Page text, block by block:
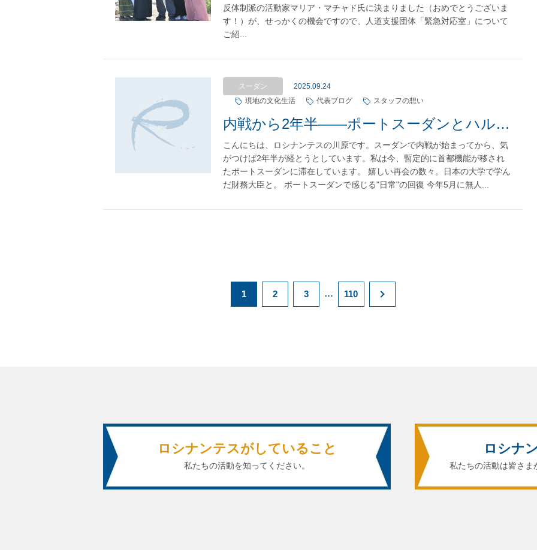
反体制派の活動家マリア・マチャド氏に決まりました（おめでとうございま
す！）が、せっかくの機会ですので、人道支援団体「緊急対応室」について
ご紹...
スーダン
2025.09.24
現地の文化生活
代表ブログ スタッフの想い
内戦から2年半——ポートスーダンとハルツームで見えた希望と課題
こんにちは、ロシナンテスの川原です。スーダンで内戦が始まってから、気
がつけば2年半が経とうとしています。私は今、暫定的に首都機能が移され
たポートスーダンに滞在しています。 嬉しい再会の数々。日本の大学で学ん
だ財務大臣と。 ポートスーダンで感じる"日常"の回復 今年5月に無人...
1 2 3 … 110
ロシナンテスがしていること
私たちの活動を知ってください。
ロシナ
私たちの活動は皆さま